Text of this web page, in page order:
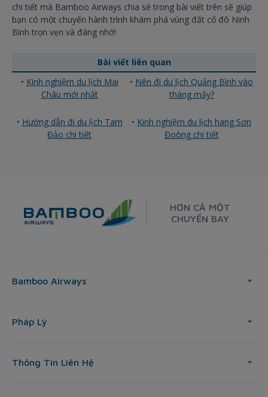
chi tiết mà Bamboo Airways chia sẻ trong bài viết trên sẽ giúp
bạn có một chuyến hành trình khám phá vùng đất cố đô Ninh
Bình trọn vẹn và đáng nhớ!
Bài viết liên quan
• Kinh nghiệm du lịch Mai
Châu mới nhất
• Hướng dẫn đi du lịch Tam
Đảo chi tiết
• Nên đi du lịch Quảng Bình vào
tháng mấy?
• Kinh nghiệm du lịch hang Sơn
Đoòng chi tiết
HƠN CẢ MỘT
CHUYẾN BAY
Bamboo Airways
Pháp Lý
Thông Tin Liên Hệ